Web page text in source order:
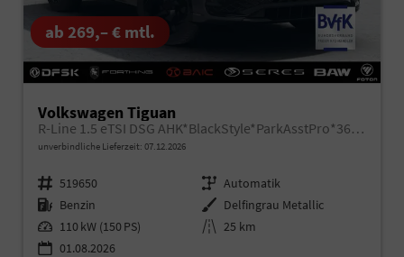
ab 269,– € mtl.
Volkswagen Tiguan
R-Line 1.5 eTSI DSG AHK*BlackStyle*ParkAsstPro*360° Kamera*Android Auto*Navi*SHZ*Matrix*HUD
unverbindliche Lieferzeit: 07.12.2026
Fahrzeugnr. 519650 Getriebe Automatik
Kraftstoff Benzin Außenfarbe Delfingrau Metallic
Leistung 110 kW (150 PS) Kilometerstand 25 km
01.08.2026